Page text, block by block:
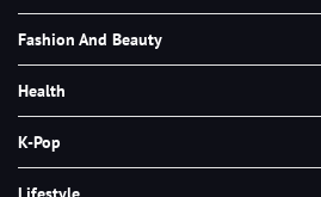
Fashion And Beauty
Health
K-Pop